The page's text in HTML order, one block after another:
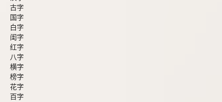
古字
国字
白字
闺字
红字
八字
横字
榜字
花字
百字